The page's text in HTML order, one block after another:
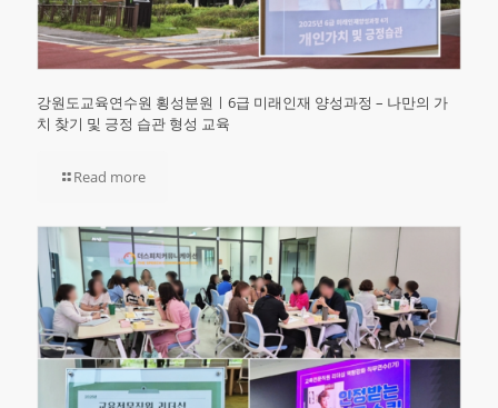
강원도교육연수원 횡성분원ㅣ6급 미래인재 양성과정 – 나만의 가
치 찾기 및 긍정 습관 형성 교육
Read more